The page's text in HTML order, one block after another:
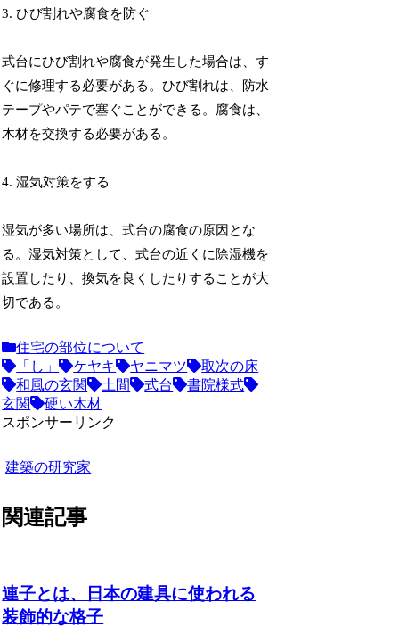
3. ひび割れや腐食を防ぐ
式台にひび割れや腐食が発生した場合は、す
ぐに修理する必要がある。ひび割れは、防水
テープやパテで塞ぐことができる。腐食は、
木材を交換する必要がある。
4. 湿気対策をする
湿気が多い場所は、式台の腐食の原因とな
る。湿気対策として、式台の近くに除湿機を
設置したり、換気を良くしたりすることが大
切である。
住宅の部位について
「し」
ケヤキ ヤニマツ
取次の床
和風の玄関
土間 式台
書院様式
玄関
硬い木材
スポンサーリンク
建築の研究家
関連記事
連子とは、日本の建具に使われる
装飾的な格子